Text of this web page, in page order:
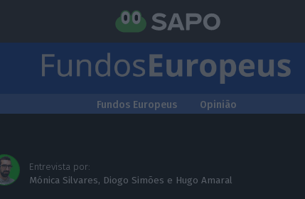
Fundos Europeus Opinião
Entrevista por:
Mónica Silvares, Diogo Simões e Hugo Amaral